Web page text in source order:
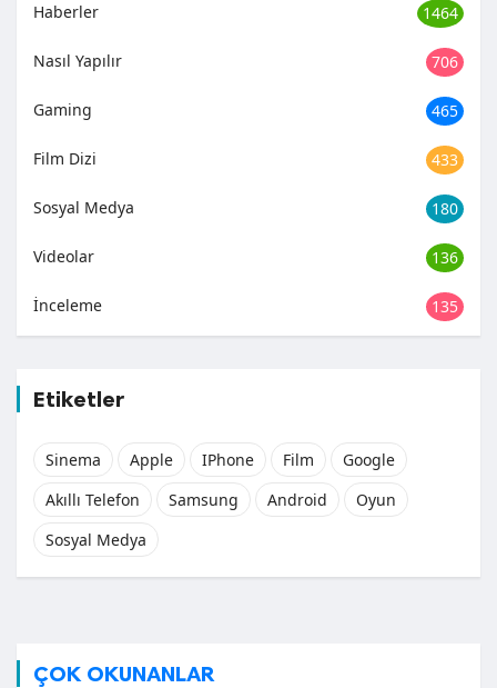
Haberler 1464
Nasıl Yapılır 706
Gaming 465
Film Dizi 433
Sosyal Medya 180
Videolar 136
İnceleme 135
Etiketler
Sinema Apple IPhone Film
Google
Akıllı Telefon
Samsung Android
Oyun
Sosyal Medya
ÇOK OKUNANLAR